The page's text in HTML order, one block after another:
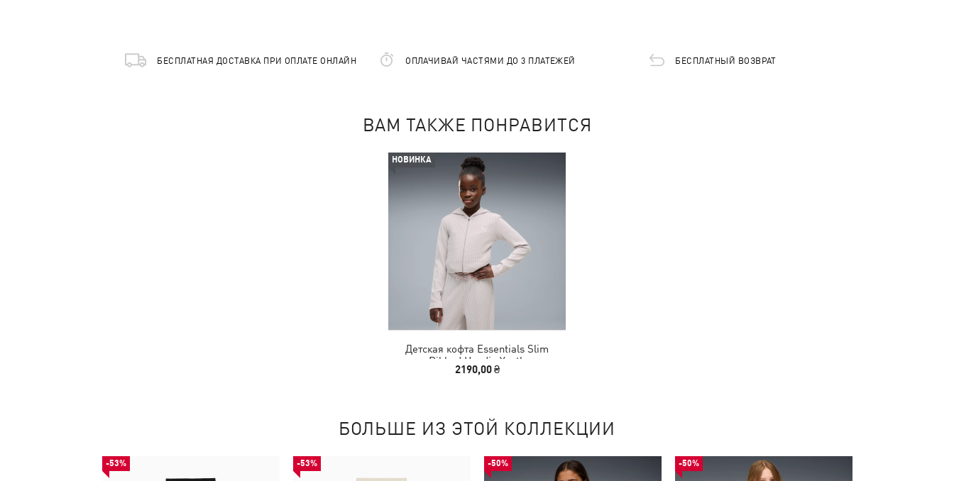
БЕСПЛАТНАЯ ДОСТАВКА ПРИ ОПЛАТЕ ОНЛАЙН ОПЛАЧИВАЙ ЧАСТЯМИ ДО 3 ПЛАТЕЖЕЙ БЕСПЛАТНЫЙ ВОЗВРАТ
ВАМ ТАКЖЕ ПОНРАВИТСЯ
НОВИНКА
Детская кофта Essentials Slim
Ribbed Hoodie Youth
2190,00 ₴
БОЛЬШЕ ИЗ ЭТОЙ КОЛЛЕКЦИИ
-53% -53% -50% -50%